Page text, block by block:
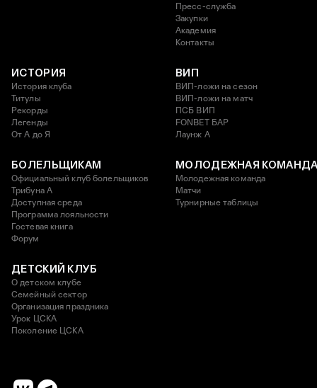
Пресс-служба
Закупки
Академия
Контакты
ИСТОРИЯ
История клуба
Титулы
Рекорды
Легенды
От А до Я
ВИП
ВИП-ложи на сезон
ВИП-ложи на матч
ПСБ ВИП
FONBET БАР
Лаунж A
БОЛЕЛЬЩИКАМ
Официальный клуб болельщиков
Трибуна А
Доступная среда
Программа лояльности
Гостевая книга
Форум
МОЛОДЕЖНАЯ
Молодежная команда
Матчи
Турнирные таблицы
ДЕТСКИЙ КЛУБ
О детском клубе
Семейный сектор
Организация праздника
Урок ЦСКА
Поколение ЦСКА